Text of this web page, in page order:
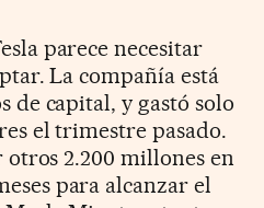
parece necesitar
La compañía está
de capital, y gastó solo
el trimestre pasado.
2.200 millones en
para alcanzar el